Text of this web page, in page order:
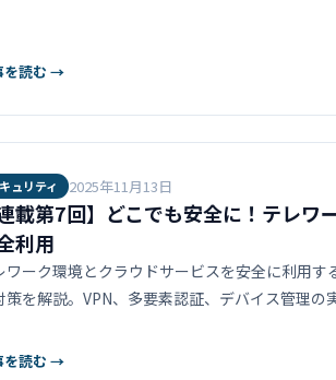
を読む →
ュリティ 2025年11月13日
連載第7回】どこでも安全に！テレワ
利用
ワーク環境とクラウドサービスを安全に利用す
策を解説。VPN、多要素認証、デバイス管理の
を読む →